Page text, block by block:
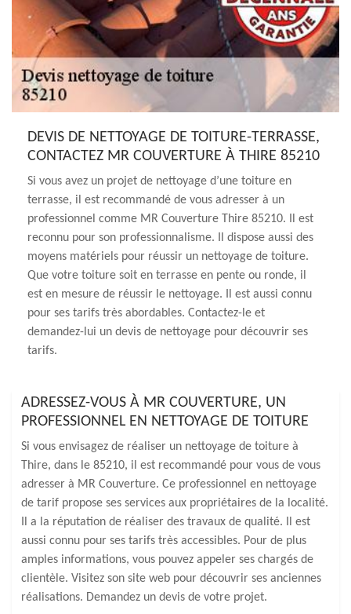
DEVIS DE NETTOYAGE DE TOITURE-TERRASSE,
CONTACTEZ MR COUVERTURE À THIRE 85210
Si vous avez un projet de nettoyage d’une toiture en
terrasse, il est recommandé de vous adresser à un
professionnel comme MR Couverture Thire 85210. Il est
reconnu pour son professionnalisme. Il dispose aussi des
moyens matériels pour réussir un nettoyage de toiture.
Que votre toiture soit en terrasse en pente ou ronde, il
est en mesure de réussir le nettoyage. Il est aussi connu
pour ses tarifs très abordables. Contactez-le et
demandez-lui un devis de nettoyage pour découvrir ses
tarifs.
ADRESSEZ-VOUS À MR COUVERTURE, UN
PROFESSIONNEL EN NETTOYAGE DE TOITURE
Si vous envisagez de réaliser un nettoyage de toiture à
Thire, dans le 85210, il est recommandé pour vous de vous
adresser à MR Couverture. Ce professionnel en nettoyage
de tarif propose ses services aux propriétaires de la localité.
Il a la réputation de réaliser des travaux de qualité. Il est
aussi connu pour ses tarifs très accessibles. Pour de plus
amples informations, vous pouvez appeler ses chargés de
clientèle. Visitez son site web pour découvrir ses anciennes
réalisations. Demandez un devis de votre projet.